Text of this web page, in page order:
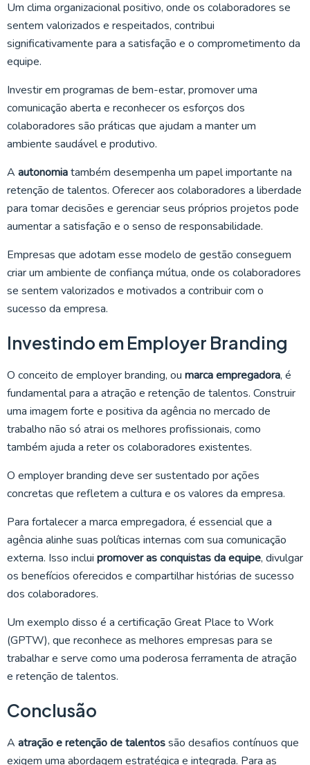
Um clima organizacional positivo, onde os colaboradores se
sentem valorizados e respeitados, contribui
significativamente para a satisfação e o comprometimento da
equipe.
Investir em programas de bem-estar, promover uma
comunicação aberta e reconhecer os esforços dos
colaboradores são práticas que ajudam a manter um
ambiente saudável e produtivo.
A autonomiatambém desempenha um papel importante na
retenção de talentos. Oferecer aos colaboradores a liberdade
para tomar decisões e gerenciar seus próprios projetos pode
aumentar a satisfação e o senso de responsabilidade.
Empresas que adotam esse modelo de gestão conseguem
criar um ambiente de confiança mútua, onde os colaboradores
se sentem valorizados e motivados a contribuir com o
sucesso da empresa.
Investindo em Employer Branding
O conceito de employer branding, ou marca empregadora, é
fundamental para a atração e retenção de talentos. Construir
uma imagem forte e positiva da agência no mercado de
trabalho não só atrai os melhores profissionais, como
também ajuda a reter os colaboradores existentes.
O employer branding deve ser sustentado por ações
concretas que refletem a cultura e os valores da empresa.
Para fortalecer a marca empregadora, é essencial que a
agência alinhe suas políticas internas com sua comunicação
externa. Isso inclui promover as conquistas da equipe, divulgar
os benefícios oferecidos e compartilhar histórias de sucesso
dos colaboradores.
Um exemplo disso é a certificação Great Place to Work
(GPTW), que reconhece as melhores empresas para se
trabalhar e serve como uma poderosa ferramenta de atração
e retenção de talentos.
Conclusão
A atração e retenção de talentossão desafios contínuos que
exigem uma abordagem estratégica e integrada. Para as